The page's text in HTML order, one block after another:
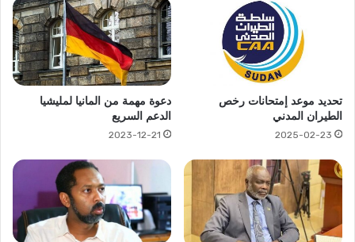
تحديد موعد إمتحانات رخص
الطيران المدني
2025-02-23
دعوة مهمة من المانيا لمليشيا
الدعم السريع
2023-12-21